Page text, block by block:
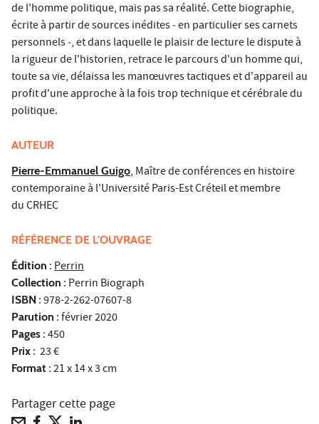
de l'homme politique, mais pas sa réalité. Cette biographie,
écrite à partir de sources inédites ‒ en particulier ses carnets
personnels ‒, et dans laquelle le plaisir de lecture le dispute à
la rigueur de l'historien, retrace le parcours d'un homme qui,
toute sa vie, délaissa les manœuvres tactiques et d'appareil au
profit d'une approche à la fois trop technique et cérébrale du
politique.
AUTEUR
Pierre-Emmanuel Guigo, Maître de conférences en histoire
contemporaine à l'Université Paris-Est Créteil et membre
du CRHEC
RÉFÉRENCE DE L'OUVRAGE
Édition :Perrin
Collection : Perrin Biograph
ISBN : 978-2-262-07607-8
Parution : février 2020
Pages : 450
Prix : 23 €
Format : 21 x 14 x 3 cm
Partager cette page